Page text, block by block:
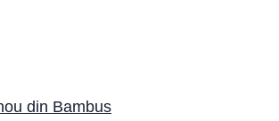
din Bambus